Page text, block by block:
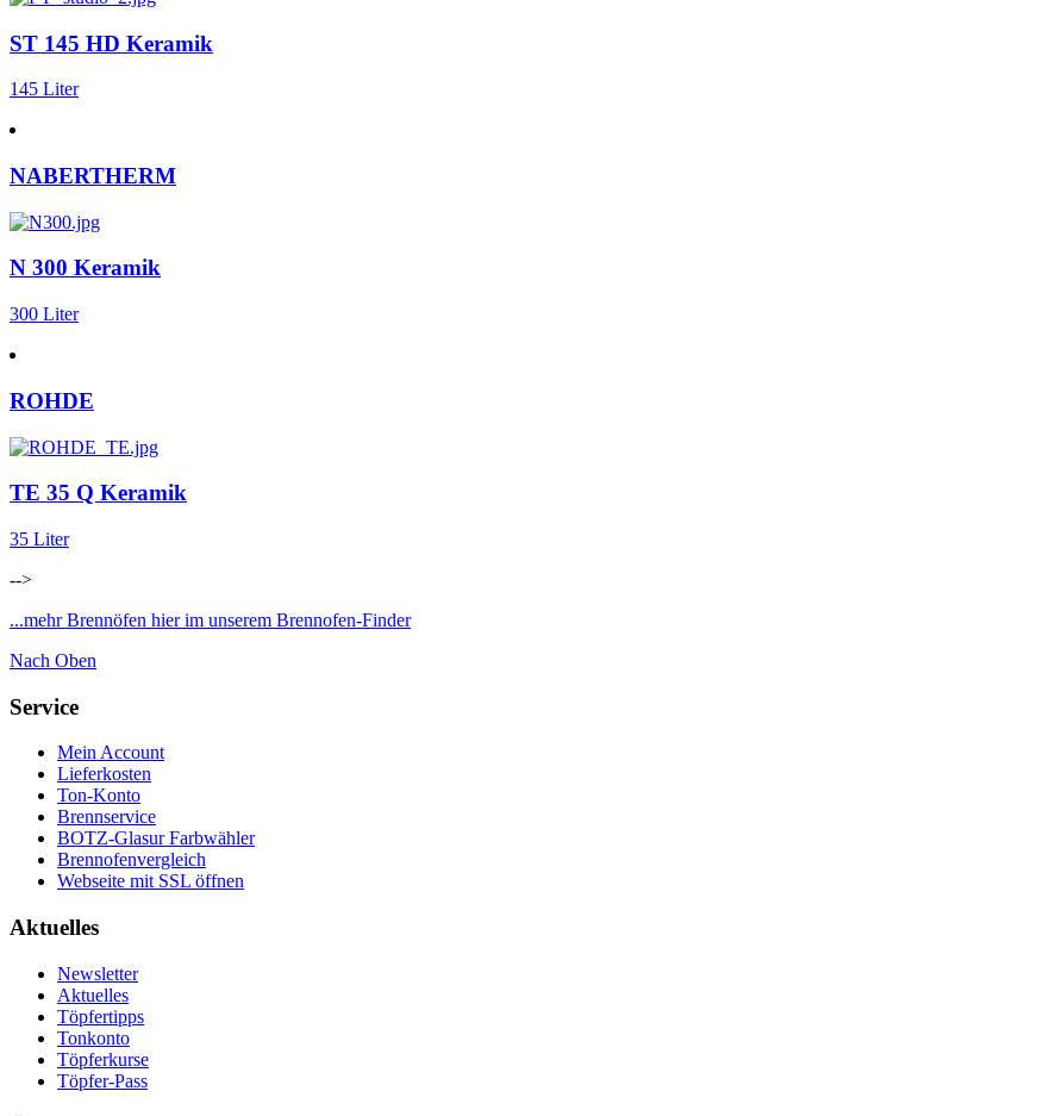
ST 145 HD Keramik
145 Liter
NABERTHERM
N 300 Keramik
300 Liter
ROHDE
TE 35 Q Keramik
35 Liter
-->
...mehr Brennöfen hier im unserem Brennofen-Finder
Nach Oben
Service
Mein Account
Lieferkosten
Ton-Konto
Brennservice
BOTZ-Glasur Farbwähler
Brennofenvergleich
Webseite mit SSL öffnen
Aktuelles
Newsletter
Aktuelles
Töpfertipps
Tonkonto
Töpferkurse
Töpfer-Pass